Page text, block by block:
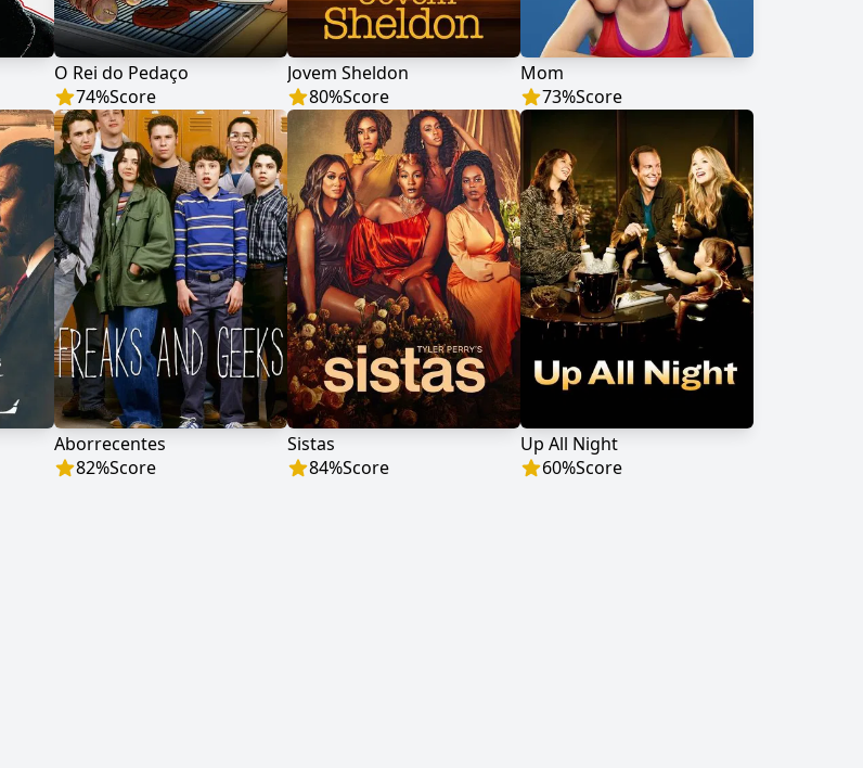
O Rei do Pedaço
74%Score
Jovem Sheldon
80%Score
Mom
73%Score
Aborrecentes
82%Score
Sistas
84%Score
Up All Night
60%Score